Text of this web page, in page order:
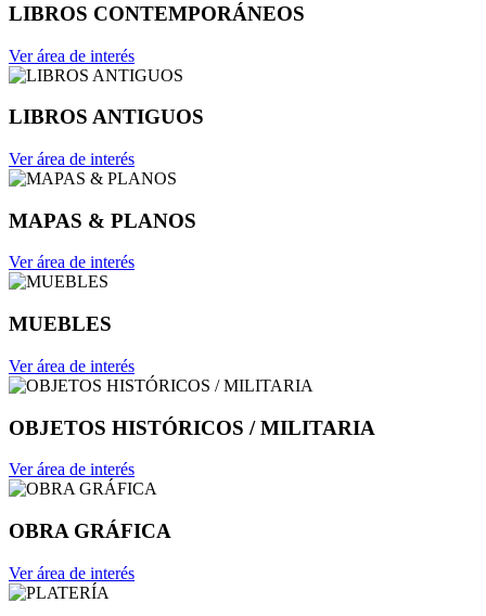
LIBROS CONTEMPORÁNEOS
Ver área de interés
LIBROS ANTIGUOS
Ver área de interés
MAPAS & PLANOS
Ver área de interés
MUEBLES
Ver área de interés
OBJETOS HISTÓRICOS / MILITARIA
Ver área de interés
OBRA GRÁFICA
Ver área de interés